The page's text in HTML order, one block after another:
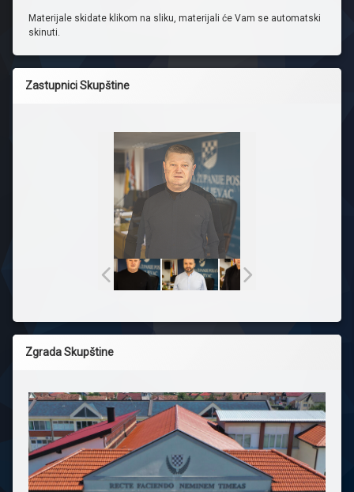
Materijale skidate klikom na sliku, materijali će Vam se automatski
skinuti.
Zastupnici Skupštine
Zgrada Skupštine